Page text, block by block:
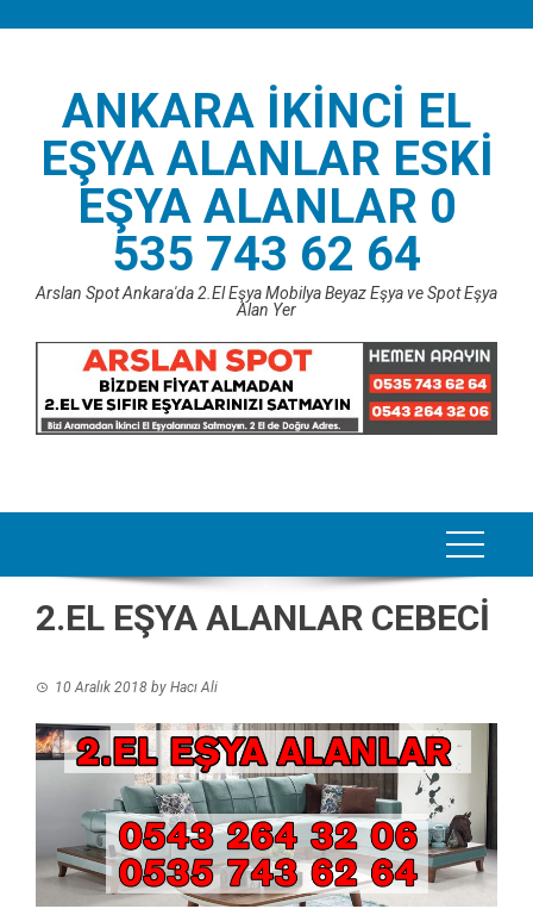
ANKARA İKINCI EL
EŞYA ALANLAR ESKI
EŞYA ALANLAR 0
535 743 62 64
Arslan Spot Ankara'da 2.El Eşya Mobilya Beyaz Eşya ve Spot Eşya
Alan Yer
2.EL EŞYA ALANLAR CEBECİ
10 Aralık 2018 by Hacı Ali